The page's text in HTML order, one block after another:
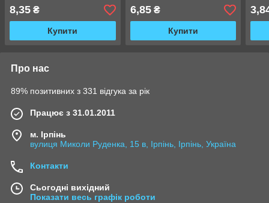
8,35 ₴
Купити
6,85₴
Купити
Про нас
89% позитивних з 331 відгука за рік
Працює з 31.01.2011
м. Ірпінь
вулиця Миколи Руденка, 15 в, Ірпінь, Ірпінь, Україна
Контакти
Сьогодні вихідний
Показати весь графік роботи